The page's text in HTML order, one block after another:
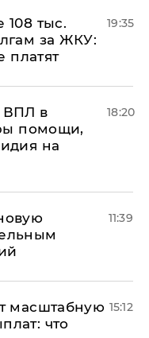
108 тыс.
за ЖКУ:
платят
19:35
ВПЛ в
помощи,
на
18:20
11:39
масштабную
что
15:12